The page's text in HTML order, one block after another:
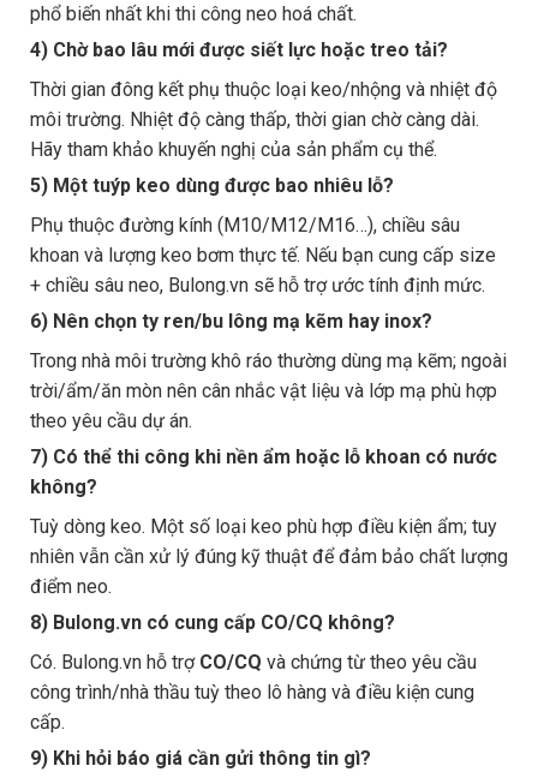
phổ biến nhất khi thi công neo hoá chất.
4) Chờ bao lâu mới được siết lực hoặc treo tải?
Thời gian đông kết phụ thuộc loại keo/nhộng và nhiệt độ
môi trường. Nhiệt độ càng thấp, thời gian chờ càng dài.
Hãy tham khảo khuyến nghị của sản phẩm cụ thể.
5) Một tuýp keo dùng được bao nhiêu lỗ?
Phụ thuộc đường kính (M10/M12/M16…), chiều sâu
khoan và lượng keo bơm thực tế. Nếu bạn cung cấp size
+ chiều sâu neo, Bulong.vn sẽ hỗ trợ ước tính định mức.
6) Nên chọn ty ren/bu lông mạ kẽm hay inox?
Trong nhà môi trường khô ráo thường dùng mạ kẽm; ngoài
trời/ẩm/ăn mòn nên cân nhắc vật liệu và lớp mạ phù hợp
theo yêu cầu dự án.
7) Có thể thi công khi nền ẩm hoặc lỗ khoan có nước
không?
Tuỳ dòng keo. Một số loại keo phù hợp điều kiện ẩm; tuy
nhiên vẫn cần xử lý đúng kỹ thuật để đảm bảo chất lượng
điểm neo.
8) Bulong.vn có cung cấp CO/CQ không?
Có. Bulong.vn hỗ trợ CO/CQ và chứng từ theo yêu cầu
công trình/nhà thầu tuỳ theo lô hàng và điều kiện cung
cấp.
9) Khi hỏi báo giá cần gửi thông tin gì?